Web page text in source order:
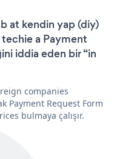
at kendin yap (diy)
a Payment
iddia eden bir “in
companies
Payment Request Form
bulmaya çalışır.